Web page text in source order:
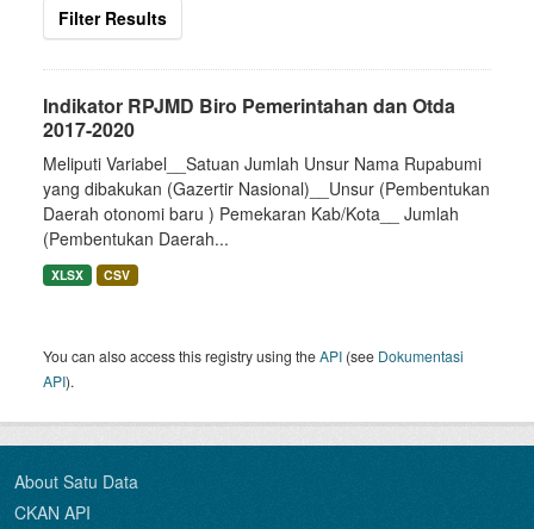
Filter Results
Indikator RPJMD Biro Pemerintahan dan Otda
2017-2020
Meliputi Variabel__Satuan Jumlah Unsur Nama Rupabumi
yang dibakukan (Gazertir Nasional)__Unsur (Pembentukan
Daerah otonomi baru ) Pemekaran Kab/Kota__ Jumlah
(Pembentukan Daerah...
XLSX CSV
You can also access this registry using theAPI (see Dokumentasi
API).
About Satu Data
CKAN API